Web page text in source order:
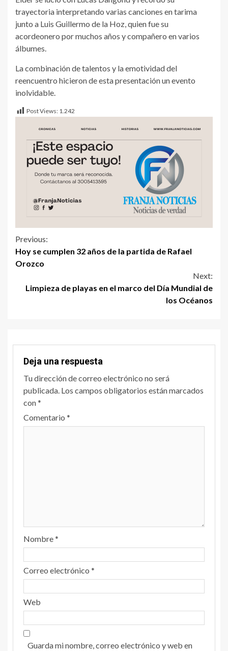
trayectoria interpretando varias canciones en tarima
junto a Luis Guillermo de la Hoz, quien fue su
acordeonero por muchos años y compañero en varios
álbumes.
La combinación de talentos y la emotividad del
reencuentro hicieron de esta presentación un evento
inolvidable.
Post Views: 1.242
Previous:
Hoy se cumplen 32 años de la partida de Rafael
Orozco
Next:
Limpieza de playas en el marco del Día Mundial de
los Océanos
Deja una respuesta
Tu dirección de correo electrónico no será
publicada. Los campos obligatorios están marcados
con*
Comentario *
Nombre*
Correo electrónico *
Web
Guarda mi nombre, correo electrónico y web en